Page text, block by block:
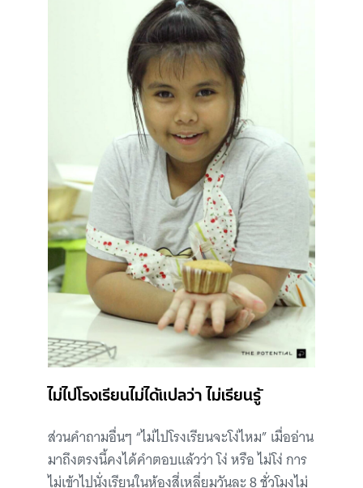
ไม่ไปโรงเรียนไม่ได้แปลว่า ไม่เรียนรู้
ส่วนคำถามอื่นๆ “ไม่ไปโรงเรียนจะโง่ไหม” เมื่ออ่าน
มาถึงตรงนี้คงได้คำตอบแล้วว่า โง่ หรือ ไม่โง่ การ
ไม่เข้าไปนั่งเรียนในห้องสี่เหลี่ยมวันละ 8 ชั่วโมงไม่